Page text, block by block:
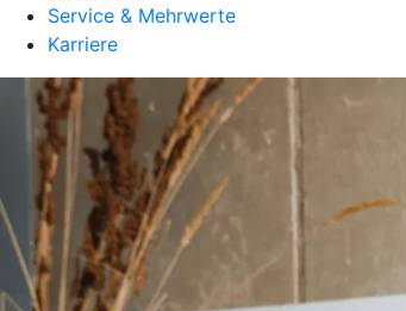
Service & Mehrwerte
Karriere